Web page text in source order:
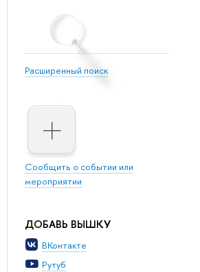
Расширенный поиск
Сообщить о событии или
мероприятии
ДОБАВЬ ВЫШКУ
ВКонтакте
Рутуб